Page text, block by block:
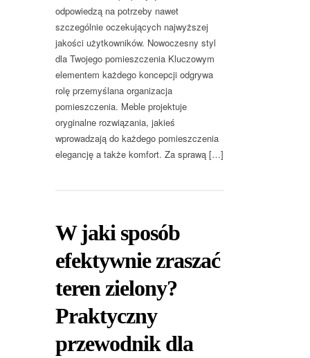
odpowiedzą na potrzeby nawet
szczególnie oczekujących najwyższej
jakości użytkowników. Nowoczesny styl
dla Twojego pomieszczenia Kluczowym
elementem każdego koncepcji odgrywa
rolę przemyślana organizacja
pomieszczenia. Meble projektuje
oryginalne rozwiązania, jakieś
wprowadzają do każdego pomieszczenia
elegancję a także komfort. Za sprawą […]
W jaki sposób
efektywnie zraszać
teren zielony?
Praktyczny
przewodnik dla